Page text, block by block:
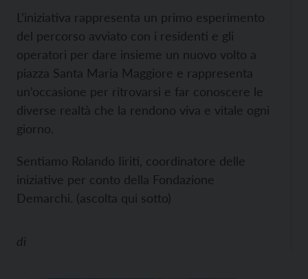
L’iniziativa rappresenta un primo esperimento
del percorso avviato con i residenti e gli
operatori per dare insieme un nuovo volto a
piazza Santa Maria Maggiore e rappresenta
un’occasione per ritrovarsi e far conoscere le
diverse realtà che la rendono viva e vitale ogni
giorno.
Sentiamo Rolando Iiriti, coordinatore delle
iniziative per conto della Fondazione
Demarchi. (ascolta qui sotto)
di